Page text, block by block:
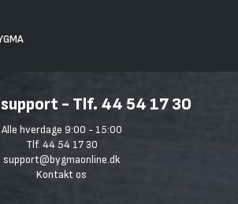
support - Tlf. 44 54 17 30
Alle hverdage 9:00 - 15:00
Tlf. 44 54 17 30
support@bygmaonline.dk
Kontakt os